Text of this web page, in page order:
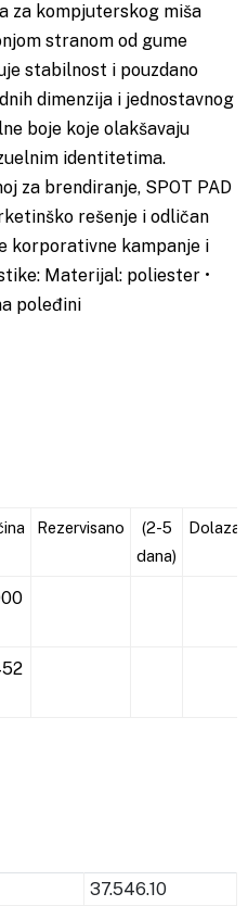
za kompjuterskog miša
stranom od gume
stabilnost i pouzdano
dimenzija i jednostavnog
boje koje olakšavaju
identitetima.
za brendiranje, SPOT PAD
rešenje i odličan
korporativne kampanje i
Materijal: poliester •
poleđini
Rezervisano
(2-5
dana)
Dolazak
37.546.10